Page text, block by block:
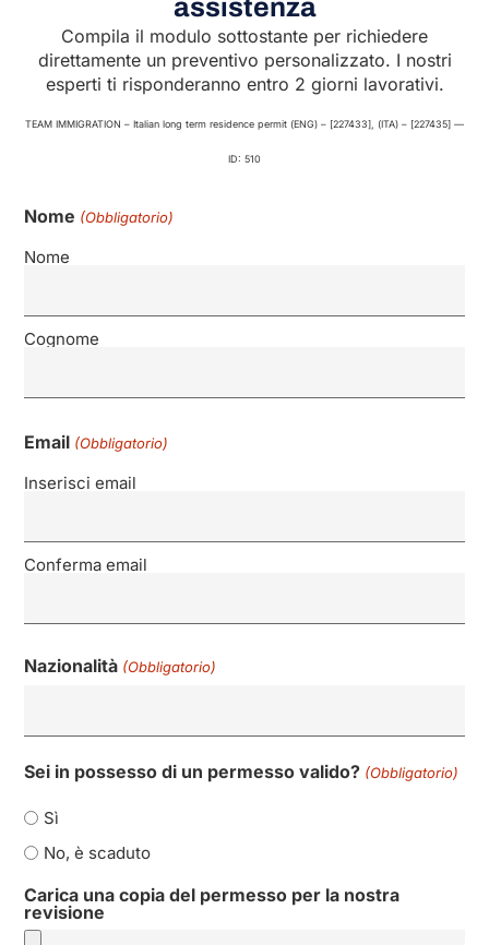
assistenza
Compila il modulo sottostante per richiedere
direttamente un preventivo personalizzato. I nostri
esperti ti risponderanno entro 2 giorni lavorativi.
TEAM IMMIGRATION – Italian long term residence permit (ENG) – [227433], (ITA) – [227435] —
ID: 510
Nome (Obbligatorio)
Nome
Cognome
Email (Obbligatorio)
Inserisci email
Conferma email
Nazionalità (Obbligatorio)
Sei in possesso di un permesso valido? (Obbligatorio)
Sì
No, è scaduto
Carica una copia del permesso per la nostra
revisione